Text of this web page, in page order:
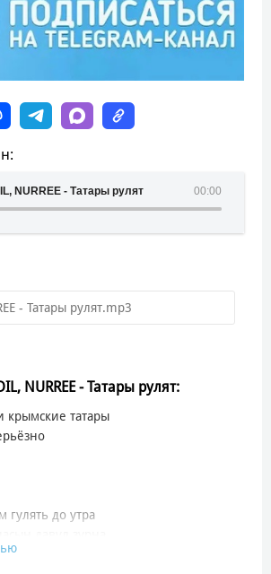
00:00
NURREE - Татары рулят
- Татары рулят.mp3
NURREE - Татары рулят:
крымские татары
до утра
и суета